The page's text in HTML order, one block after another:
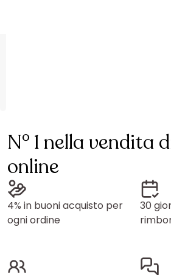
N° 1 nella vendita
online
4% in buoni acquisto per
ogni ordine
30